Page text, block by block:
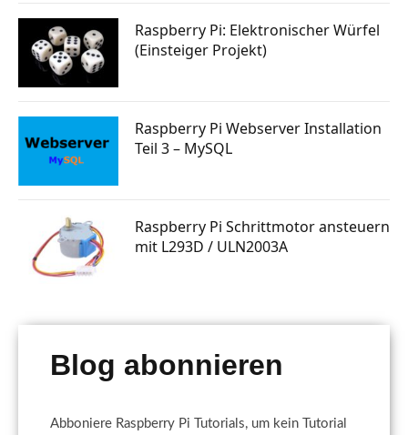
Raspberry Pi: Elektronischer Würfel
(Einsteiger Projekt)
Raspberry Pi Webserver Installation
Teil 3 – MySQL
Raspberry Pi Schrittmotor ansteuern
mit L293D / ULN2003A
Blog abonnieren
Abboniere Raspberry Pi Tutorials, um kein Tutorial